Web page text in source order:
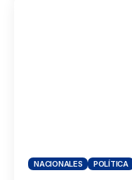
NACIONALES POLÍTICA